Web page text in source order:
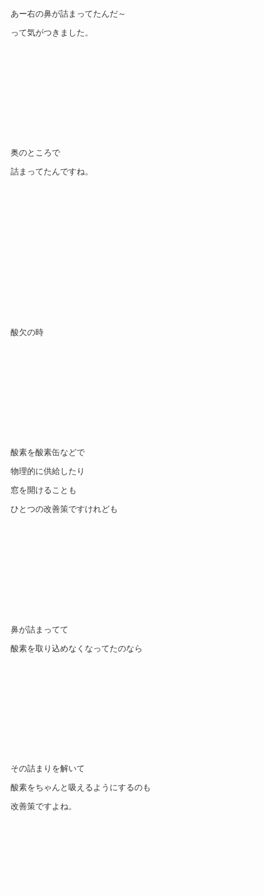
あー右の鼻が詰まってたんだ～
って気がつきました。
奥のところで
詰まってたんですね。
酸欠の時
酸素を酸素缶などで
物理的に供給したり
窓を開けることも
ひとつの改善策ですけれども
鼻が詰まってて
酸素を取り込めなくなってたのなら
その詰まりを解いて
酸素をちゃんと吸えるようにするのも
改善策ですよね。